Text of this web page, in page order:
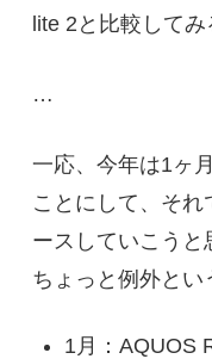
lite 2と比較してみ
…
一応、今年は1ヶ
ことにして、そ
ースしていこうと
ちょっと例外とい
1月：AQUOS